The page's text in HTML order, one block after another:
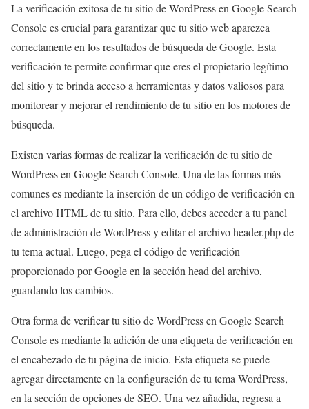
La verificación exitosa de tu sitio de WordPress en Google Search
Console es crucial para garantizar que tu sitio web aparezca
correctamente en los resultados de búsqueda de Google. Esta
verificación te permite confirmar que eres el propietario legítimo
del sitio y te brinda acceso a herramientas y datos valiosos para
monitorear y mejorar el rendimiento de tu sitio en los motores de
búsqueda.
Existen varias formas de realizar la verificación de tu sitio de
WordPress en Google Search Console. Una de las formas más
comunes es mediante la inserción de un código de verificación en
el archivo HTML de tu sitio. Para ello, debes acceder a tu panel
de administración de WordPress y editar el archivo header.php de
tu tema actual. Luego, pega el código de verificación
proporcionado por Google en la sección head del archivo,
guardando los cambios.
Otra forma de verificar tu sitio de WordPress en Google Search
Console es mediante la adición de una etiqueta de verificación en
el encabezado de tu página de inicio. Esta etiqueta se puede
agregar directamente en la configuración de tu tema WordPress,
en la sección de opciones de SEO. Una vez añadida, regresa a